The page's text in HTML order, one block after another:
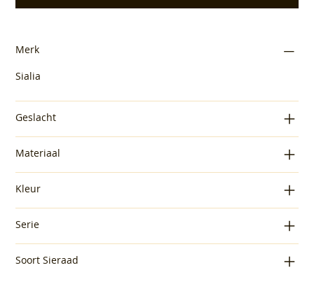
Merk
Sialia
Geslacht
Materiaal
Kleur
Serie
Soort Sieraad